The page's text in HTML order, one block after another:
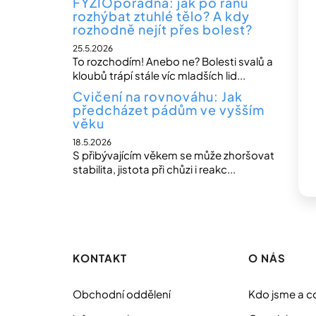
rozhýbat ztuhlé tělo? A kdy
rozhodně nejít přes bolest?
25.5.2026
To rozchodím! Anebo ne? Bolesti svalů a
kloubů trápí stále víc mladších lid...
Cvičení na rovnováhu: Jak
předcházet pádům ve vyšším
věku
18.5.2026
S přibývajícím věkem se může zhoršovat
stabilita, jistota při chůzi i reakc...
KONTAKT
Obchodní oddělení
O NÁS
Kdo jsme a